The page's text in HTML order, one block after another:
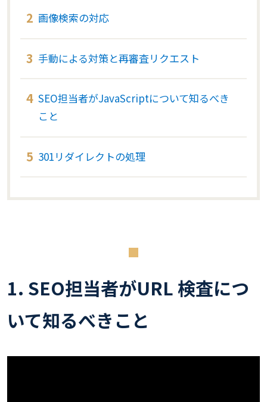
画像検索の対応
手動による対策と再審査リクエスト
SEO担当者がJavaScriptについて知るべき
こと
301リダイレクトの処理
1. SEO担当者がURL 検査につ
いて知るべきこと